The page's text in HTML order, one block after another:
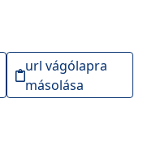
url vágólapra
másolása